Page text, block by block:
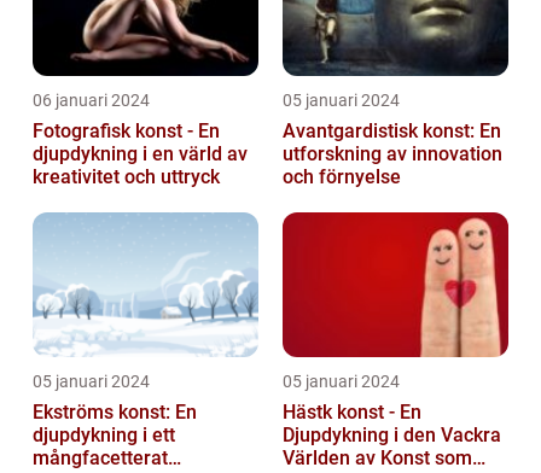
06 januari 2024
Fotografisk konst - En
djupdykning i en värld av
kreativitet och uttryck
05 januari 2024
Avantgardistisk konst: En
utforskning av innovation
och förnyelse
05 januari 2024
Ekströms konst: En
djupdykning i ett
mångfacetterat
05 januari 2024
Hästk konst - En
Djupdykning i den Vackra
Världen av Konst som